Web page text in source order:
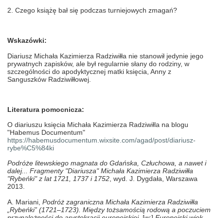
2. Czego książę bał się podczas turniejowych zmagań?
Wskazówki:
Diariusz Michała Kazimierza Radziwiłła nie stanowił jedynie jego
prywatnych zapisków, ale był regularnie słany do rodziny, w
szczególności do apodyktycznej matki księcia, Anny z
Sanguszków Radziwiłłowej.
Literatura pomocnicza:
O diariuszu księcia Michała Kazimierza Radziwiłla na blogu
"Habemus Documentum"
https://habemusdocumentum.wixsite.com/agad/post/diariusz-
rybe%C5%84ki
Podróże litewskiego magnata do Gdańska, Człuchowa, a nawet i
dalej... Fragmenty "Diariusza" Michała Kazimierza Radziwiłła
"Rybeńki" z lat 1721, 1737 i 1752, wyd. J. Dygdała, Warszawa
2013.
A. Mariani, Podróż zagraniczna Michała Kazimierza Radziwiłła
„Rybeńki” (1721–1723). Między tożsamością rodową a poczuciem